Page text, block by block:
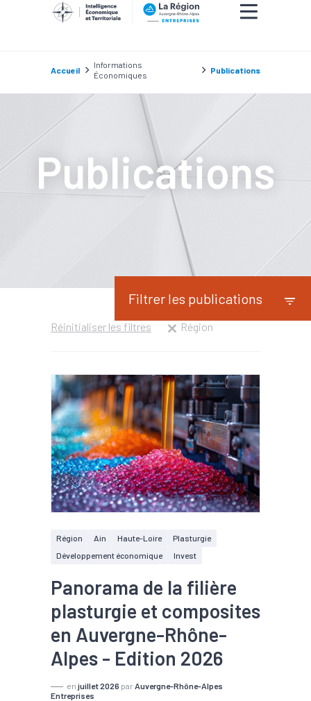
Accueil
Informations
Économiques
Publications
Publications
Filtrer les publications
Réinitialiser les filtres Région
Région Ain Haute-Loire
Plasturgie
Développement économique
Invest
Panorama de la filière
plasturgie et composites
en Auvergne-Rhône-
Alpes - Edition 2026
en juillet 2026 par Auvergne-Rhône-Alpes
Entreprises